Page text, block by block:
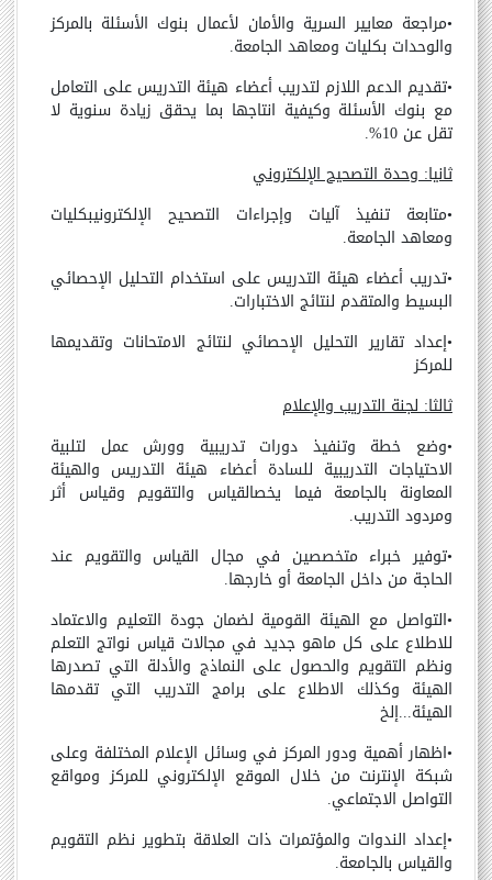
•مراجعة معايير السرية والأمان لأعمال بنوك الأسئلة بالمركز
والوحدات بكليات ومعاهد الجامعة.
•تقديم الدعم اللازم لتدريب أعضاء هيئة التدريس على التعامل
مع بنوك الأسئلة وكيفية انتاجها بما يحقق زيادة سنوية لا
تقل عن 10%.
ثانيا: وحدة التصحيح الإلكتروني
•متابعة تنفيذ آليات وإجراءات التصحيح الإلكترونيبكليات
ومعاهد الجامعة.
•تدريب أعضاء هيئة التدريس على استخدام التحليل الإحصائي
البسيط والمتقدم لنتائج الاختبارات.
•إعداد تقارير التحليل الإحصائي لنتائج الامتحانات وتقديمها
للمركز
ثالثا: لجنة التدريب والإعلام
•وضع خطة وتنفيذ دورات تدريبية وورش عمل لتلبية
الاحتياجات التدريبية للسادة أعضاء هيئة التدريس والهيئة
المعاونة بالجامعة فيما يخصالقياس والتقويم وقياس أثر
ومردود التدريب.
•توفير خبراء متخصصين في مجال القياس والتقويم عند
الحاجة من داخل الجامعة أو خارجها.
•التواصل مع الهيئة القومية لضمان جودة التعليم والاعتماد
للاطلاع على كل ماهو جديد في مجالات قياس نواتج التعلم
ونظم التقويم والحصول على النماذج والأدلة التي تصدرها
الهيئة وكذلك الاطلاع على برامج التدريب التي تقدمها
الهيئة...إلخ
•اظهار أهمية ودور المركز في وسائل الإعلام المختلفة وعلى
شبكة الإنترنت من خلال الموقع الإلكتروني للمركز ومواقع
التواصل الاجتماعي.
•إعداد الندوات والمؤتمرات ذات العلاقة بتطوير نظم التقويم
والقياس بالجامعة.